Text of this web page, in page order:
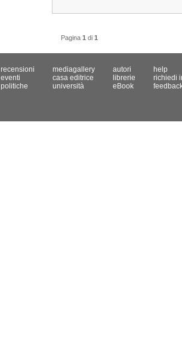
Pagina 1 di 1
recensioni
eventi
politiche
mediagallery
casa editrice
università
autori
librerie
eBook
help
richiedi